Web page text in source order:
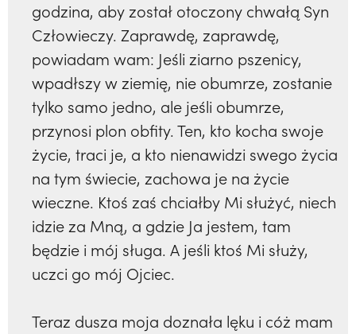
godzina, aby został otoczony chwałą Syn
Człowieczy. Zaprawdę, zaprawdę,
powiadam wam: Jeśli ziarno pszenicy,
wpadłszy w ziemię, nie obumrze, zostanie
tylko samo jedno, ale jeśli obumrze,
przynosi plon obfity. Ten, kto kocha swoje
życie, traci je, a kto nienawidzi swego życia
na tym świecie, zachowa je na życie
wieczne. Ktoś zaś chciałby Mi służyć, niech
idzie za Mną, a gdzie Ja jestem, tam
będzie i mój sługa. A jeśli ktoś Mi służy,
uczci go mój Ojciec.
Teraz dusza moja doznała lęku i cóż mam